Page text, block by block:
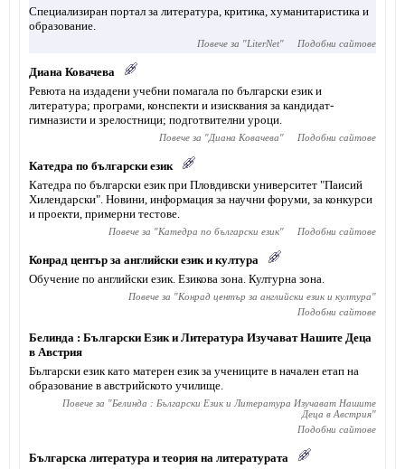
Специализиран портал за литература, критика, хуманитаристика и
образование.
Повече за "LiterNet" Подобни сайтове
Диана Ковачева
Ревюта на издадени учебни помагала по български език и
литература; програми, конспекти и изисквания за кандидат-
гимназисти и зрелостници; подготвителни уроци.
Повече за "Диана Ковачева" Подобни сайтове
Катедра по български език
Катедра по български език при Пловдивски университет "Паисий
Хилендарски". Новини, информация за научни форуми, за конкурси
и проекти, примерни тестове.
Повече за "Катедра по български език" Подобни сайтове
Конрад център за английски език и култура
Обучение по английски език. Езикова зона. Културна зона.
Повече за "Конрад център за английски език и култура"
Подобни сайтове
Белинда : Български Език и Литература Изучават Нашите Деца
в Австрия
Български език като матерен език за учениците в начален етап на
образование в австрийското училище.
Повече за "Белинда : Български Език и Литература Изучават Нашите
Деца в Австрия"
Подобни сайтове
Българска литература и теория на литературата